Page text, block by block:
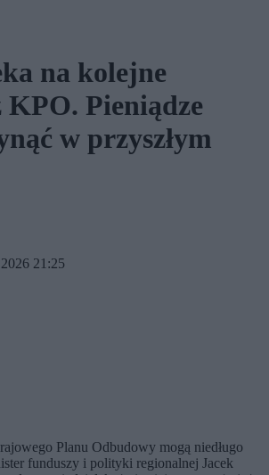
na kolejne
Pieniądze
w przyszłym
21:25
Planu Odbudowy mogą niedługo
funduszy i polityki regionalnej Jacek